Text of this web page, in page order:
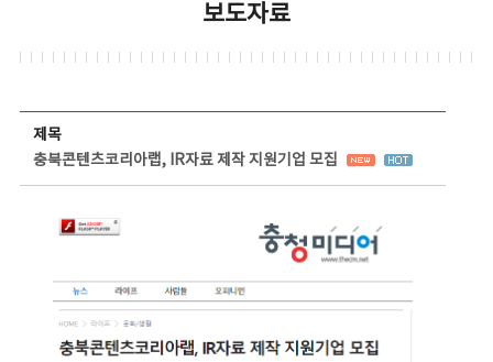
보도자료
제목
충북콘텐츠코리아랩, IR자료 제작 지원기업 모집